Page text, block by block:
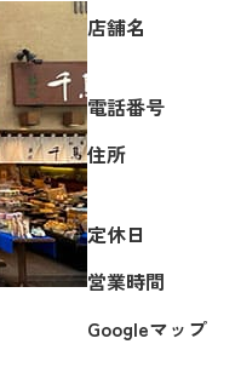
店舗名
電話番号
住所
定休日
営業時間
Googleマップ